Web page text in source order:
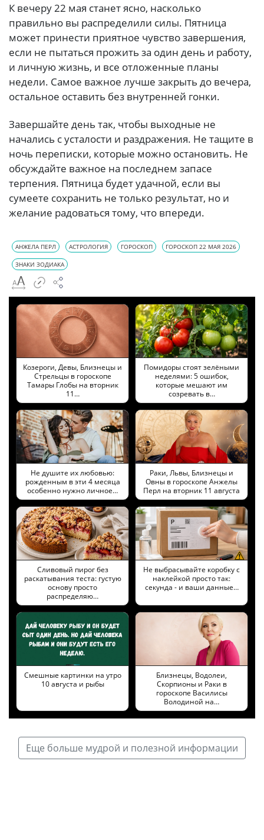
К вечеру 22 мая станет ясно, насколько
правильно вы распределили силы. Пятница
может принести приятное чувство завершения,
если не пытаться прожить за один день и работу,
и личную жизнь, и все отложенные планы
недели. Самое важное лучше закрыть до вечера,
остальное оставить без внутренней гонки.
Завершайте день так, чтобы выходные не
начались с усталости и раздражения. Не тащите в
ночь переписки, которые можно остановить. Не
обсуждайте важное на последнем запасе
терпения. Пятница будет удачной, если вы
сумеете сохранить не только результат, но и
желание радоваться тому, что впереди.
АНЖЕЛА ПЕРЛ АСТРОЛОГИЯ ГОРОСКОП ГОРОСКОП 22 МАЯ 2026
ЗНАКИ ЗОДИАКА
Козероги, Девы, Близнецы и
Стрельцы в гороскопе
Тамары Глобы на вторник
11…
Помидоры стоят зелёными
неделями: 5 ошибок,
которые мешают им
созревать в…
Не душите их любовью:
рожденным в эти 4 месяца
особенно нужно личное…
Раки, Львы, Близнецы и
Овны в гороскопе Анжелы
Перл на вторник 11 августа
Сливовый пирог без
раскатывания теста: густую
основу просто
распределяю…
Не выбрасывайте коробку с
наклейкой просто так:
секунда - и ваши данные…
Смешные картинки на утро
10 августа и рыбы
Близнецы, Водолеи,
Скорпионы и Раки в
гороскопе Василисы
Володиной на…
Еще больше мудрой и полезной информации